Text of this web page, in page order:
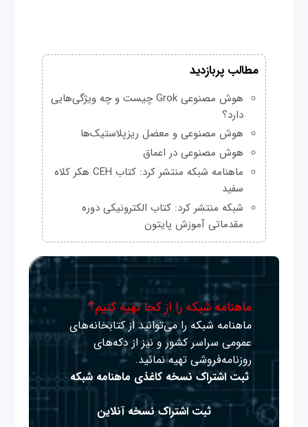
مطالب پربازدید
هوش مصنوعی Grok چیست و چه ویژگی‌هایی
دارد؟
هوش مصنوعی و معضل ریزپلاستیک‌ها
هوش مصنوعی در اعماق
ماهنامه شبکه منتشر کرد: کتاب CEH هکر کلاه
سفید
شبکه منتشر کرد: کتاب الکترونیکی دوره
مقدماتی آموزش پایتون
ماهنامه شبکه را از کجا تهیه کنیم؟
ماهنامه شبکه را می‌توانید از کتابخانه‌های
عمومی سراسر کشور و نیز از دکه‌های
روزنامه‌فروشی تهیه نمائید.
ثبت اشتراک نسخه کاغذی ماهنامه شبکه
ثبت اشتراک نسخه آنلاین